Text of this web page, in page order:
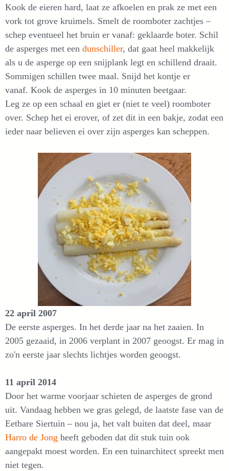
Kook de eieren hard, laat ze afkoelen en prak ze met een
vork tot grove kruimels. Smelt de roomboter zachtjes –
schep eventueel het bruin er vanaf: geklaarde boter. Schil
de asperges met een dunschiller, dat gaat heel makkelijk
als u de asperge op een snijplank legt en schillend draait.
Sommigen schillen twee maal. Snijd het kontje er
vanaf. Kook de asperges in 10 minuten beetgaar.
Leg ze op een schaal en giet er (niet te veel) roomboter
over. Schep het ei erover, of zet dit in een bakje, zodat een
ieder naar believen ei over zijn asperges kan scheppen.
22 april 2007
De eerste asperges. In het derde jaar na het zaaien. In
2005 gezaaid, in 2006 verplant in 2007 geoogst. Er mag in
zo'n eerste jaar slechts lichtjes worden geoogst.
11 april 2014
Door het warme voorjaar schieten de asperges de grond
uit. Vandaag hebben we gras gelegd, de laatste fase van de
Eetbare Siertuin – nou ja, het valt buiten dat deel, maar
Harro de Jong heeft geboden dat dit stuk tuin ook
aangepakt moest worden. En een tuinarchitect spreekt men
niet tegen.